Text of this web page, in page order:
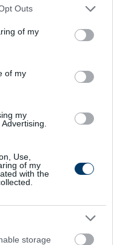
uses one or more Google
You may click to
its third-party tags to
purposes in below Google
Outs
of my
of my
my
Use,
of my
with the
storage
halált.
néhány példa a több
közül, akiket a
vontak. Sokan
meghaltak mielőtt
nézhetsz meg!